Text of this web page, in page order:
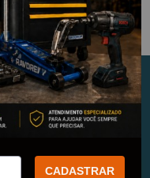
e promoções em seu e-
CADASTRAR